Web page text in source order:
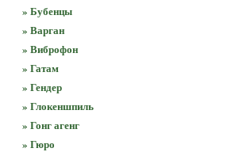
» Бубенцы
» Варган
» Виброфон
» Гатам
» Гендер
» Глокеншпиль
» Гонг агенг
» Гюро